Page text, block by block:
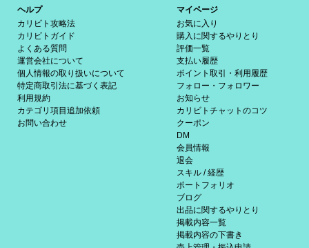
ヘルプ
カリビト攻略法
カリビトガイド
よくある質問
運営会社について
個人情報の取り扱いについて
特定商取引法に基づく表記
利用規約
カテゴリ項目追加依頼
お問い合わせ
マイページ
お気に入り
購入に関するやりとり
評価一覧
支払い履歴
ポイント取引・利用履歴
フォロー・フォロワー
お知らせ
カリビトチャットのコツ
クーポン
DM
会員情報
退会
スキル / 経歴
ポートフォリオ
ブログ
出品に関するやりとり
掲載内容一覧
掲載内容の下書き